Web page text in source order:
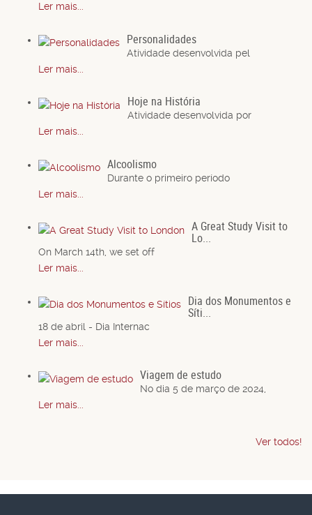
Ler mais...
Personalidades
Atividade desenvolvida pel
Ler mais...
Hoje na História
Atividade desenvolvida por
Ler mais...
Alcoolismo
Durante o primeiro período
Ler mais...
A Great Study Visit to
Lo...
On March 14th, we set off
Ler mais...
Dia dos Monumentos e
Síti...
18 de abril - Dia Internac
Ler mais...
Viagem de estudo
No dia 5 de março de 2024,
Ler mais...
Ver todos!